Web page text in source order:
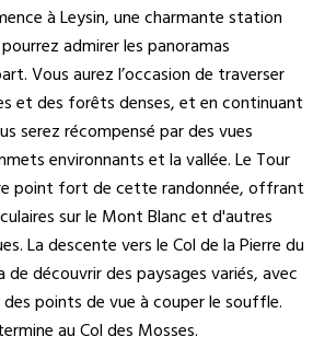
à Leysin, une charmante station
admirer les panoramas
Vous aurez l’occasion de traverser
et des forêts denses, et en continuant
serez récompensé par des vues
environnants et la vallée. Le Tour
point fort de cette randonnée, offrant
sur le Mont Blanc et d'autres
La descente vers le Col de la Pierre du
découvrir des paysages variés, avec
points de vue à couper le souffle.
au Col des Mosses.